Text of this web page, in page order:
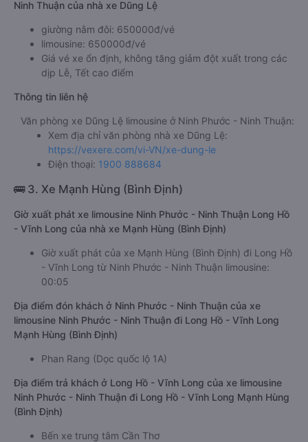
Ninh Thuận của nhà xe Dũng Lệ
giường nằm đôi: 650000đ/vé
limousine: 650000đ/vé
Giá vé xe ổn định, không tăng giảm đột xuất trong các
dịp Lễ, Tết cao điểm
Thông tin liên hệ
Văn phòng xe Dũng Lệ limousine ở Ninh Phước - Ninh Thuận:
Xem địa chỉ văn phòng nhà xe Dũng Lệ:
https://vexere.com/vi-VN/xe-dung-le
Điện thoại: 1900 888684
🚌 3. Xe Mạnh Hùng (Bình Định)
Giờ xuất phát xe limousine Ninh Phước - Ninh Thuận Long Hồ
- Vĩnh Long của nhà xe Mạnh Hùng (Bình Định)
Giờ xuất phát của xe Mạnh Hùng (Bình Định) đi Long Hồ
- Vĩnh Long từ Ninh Phước - Ninh Thuận limousine:
00:05
Địa điểm đón khách ở Ninh Phước - Ninh Thuận của xe
limousine Ninh Phước - Ninh Thuận đi Long Hồ - Vĩnh Long
Mạnh Hùng (Bình Định)
Phan Rang (Dọc quốc lộ 1A)
Địa điểm trả khách ở Long Hồ - Vĩnh Long của xe limousine
Ninh Phước - Ninh Thuận đi Long Hồ - Vĩnh Long Mạnh Hùng
(Bình Định)
Bến xe trung tâm Cần Thơ